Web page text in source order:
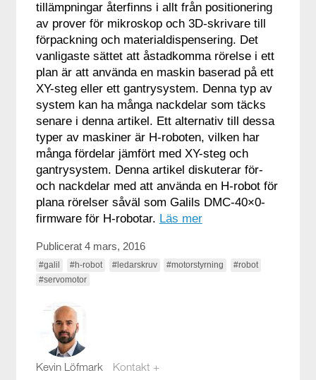
tillämpningar återfinns i allt från positionering
av prover för mikroskop och 3D-skrivare till
förpackning och materialdispensering. Det
vanligaste sättet att åstadkomma rörelse i ett
plan är att använda en maskin baserad på ett
XY-steg eller ett gantrysystem. Denna typ av
system kan ha många nackdelar som täcks
senare i denna artikel. Ett alternativ till dessa
typer av maskiner är H-roboten, vilken har
många fördelar jämfört med XY-steg och
gantrysystem. Denna artikel diskuterar för-
och nackdelar med att använda en H-robot för
plana rörelser såväl som Galils DMC-40×0-
firmware för H-robotar. Läs mer
Publicerat 4 mars, 2016
#galil #h-robot #ledarskruv #motorstyrning
#robot
#servomotor
Kevin Löfmark Kontakt +